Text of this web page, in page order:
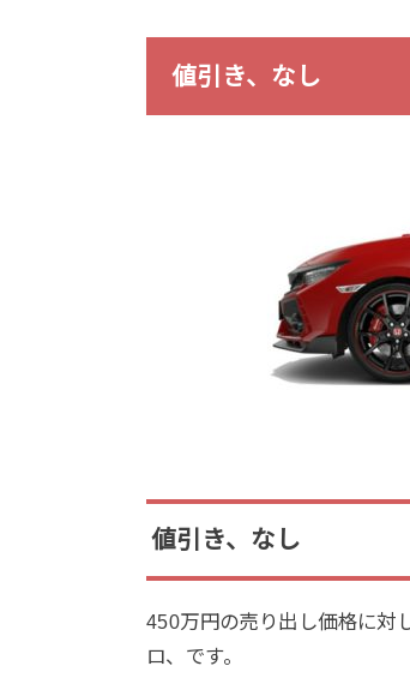
値引き、なし
値引き、なし
450万円の売り出し価格に対
ロ、です。